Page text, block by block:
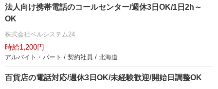
法人向け携帯電話のコールセンター/週休3日OK/1日2h～
OK
株式会社ベルシステム24
時給1,200円
アルバイト・パート / 契約社員 / 北海道
百貨店の電話対応/週休3日OK/未経験歓迎/開始日調整OK